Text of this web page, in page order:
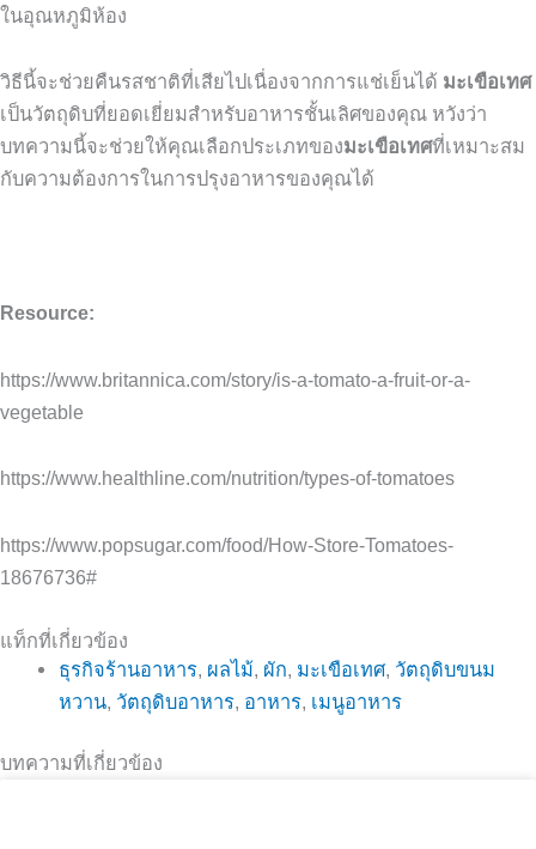
ในอุณหภูมิห้อง
วิธีนี้จะช่วยคืนรสชาติที่เสียไปเนื่องจากการแช่เย็นได้ มะเขือเทศ
เป็นวัตถุดิบที่ยอดเยี่ยมสำหรับอาหารชั้นเลิศของคุณ หวังว่า
บทความนี้จะช่วยให้คุณเลือกประเภทของมะเขือเทศที่เหมาะสม
กับความต้องการในการปรุงอาหารของคุณได้
Resource:
https://www.britannica.com/story/is-a-tomato-a-fruit-or-a-
vegetable
https://www.healthline.com/nutrition/types-of-tomatoes
https://www.popsugar.com/food/How-Store-Tomatoes-
18676736#
แท็กที่เกี่ยวข้อง
ธุรกิจร้านอาหาร, ผลไม้, ผัก, มะเขือเทศ, วัตถุดิบขนม
หวาน, วัตถุดิบอาหาร, อาหาร, เมนูอาหาร
บทความที่เกี่ยวข้อง